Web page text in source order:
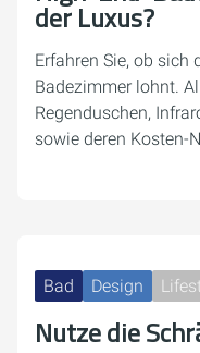
der Luxus?
Erfahren Sie, ob sich
Badezimmer lohnt.
Regenduschen,
sowie deren Kosten-
Bad Design
Nutze die